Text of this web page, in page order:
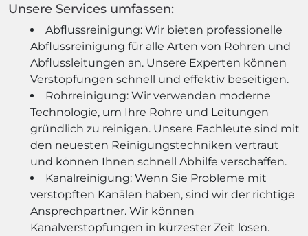
Unsere Services umfassen:
Abflussreinigung: Wir bieten professionelle
Abflussreinigung für alle Arten von Rohren und
Abflussleitungen an. Unsere Experten können
Verstopfungen schnell und effektiv beseitigen.
Rohrreinigung: Wir verwenden moderne
Technologie, um Ihre Rohre und Leitungen
gründlich zu reinigen. Unsere Fachleute sind mit
den neuesten Reinigungstechniken vertraut
und können Ihnen schnell Abhilfe verschaffen.
Kanalreinigung: Wenn Sie Probleme mit
verstopften Kanälen haben, sind wir der richtige
Ansprechpartner. Wir können
Kanalverstopfungen in kürzester Zeit lösen.